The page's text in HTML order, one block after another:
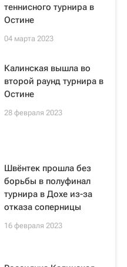
теннисного турнира в
Остине
04 марта 2023
Калинская вышла во
второй раунд турнира в
Остине
28 февраля 2023
Швёнтек прошла без
борьбы в полуфинал
турнира в Дохе из-за
отказа соперницы
16 февраля 2023